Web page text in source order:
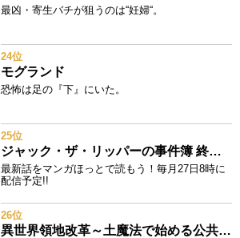
最凶・寄生バチが狙うのは“妊婦“。
24位
モグランド
恐怖は足の『下』にいた。
25位
ジャック・ザ・リッパーの事件簿 終末のワルキューレ奇譚
最新話をマンガほっとで読もう！毎月27日8時に
配信予定!!
26位
異世界領地改革～土魔法で始める公共事業～